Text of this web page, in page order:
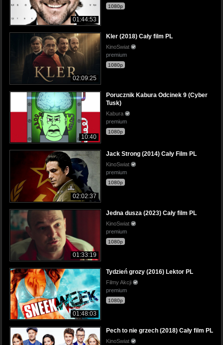
01:44:53
1080p
02:09:25
Kler (2018) Cały film PL
KinoSwiat
premium
1080p
10:40
Porucznik Kabura Odcinek 9 (Cyber
Tusk)
Kabura
premium
1080p
02:02:37
Jack Strong (2014) Cały Film PL
KinoSwiat
premium
1080p
01:33:19
Jedna dusza (2023) Cały film PL
KinoSwiat
premium
1080p
01:48:03
Tydzień grozy (2016) Lektor PL
Filmy Akcji
premium
1080p
Pech to nie grzech (2018) Cały film PL
KinoSwiat